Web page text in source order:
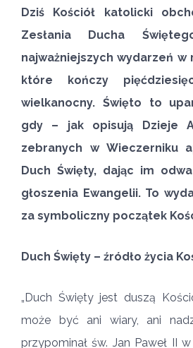
Dziś Kościół katolicki
Zesłania Ducha
najważniejszych wydarzeń
które kończy
wielkanocny. Święto to
gdy – jak opisują Dzieje
zebranych w Wieczerniku
Duch Święty, dając im
głoszenia Ewangelii. To
za symboliczny początek
Duch Święty – źródło życia
„Duch Święty jest duszą
może być ani wiary, ani
przypominał św. Jan Paweł II